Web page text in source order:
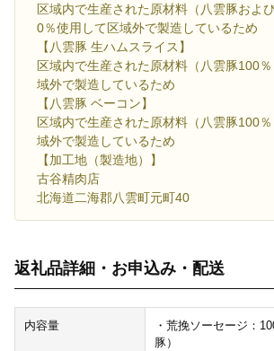
区域内で生産された原材料（八雲豚およ
0％使用して区域外で製造しているため
【八雲豚 生ハムスライス】
区域内で生産された原材料（八雲豚100
域外で製造しているため
【八雲豚 ベーコン】
区域内で生産された原材料（八雲豚100
域外で製造しているため
【加工地（製造地）】
古谷精肉店
北海道二海郡八雲町元町40
返礼品詳細・お申込み・配送
内容量
・荒挽ソーセージ：
豚）